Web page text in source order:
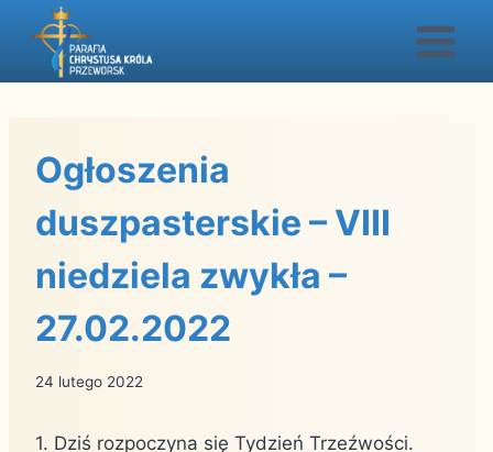
Przejdź
Ogłoszenia
duszpasterskie – VIII
niedziela zwykła –
27.02.2022
24 lutego 2022
1. Dziś rozpoczyna się Tydzień Trzeźwości.